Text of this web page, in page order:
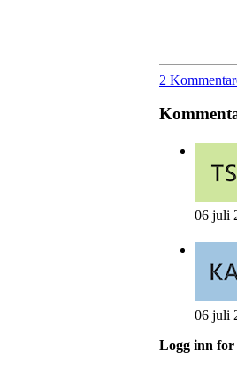
2
06 juli
06 juli
Logg inn for